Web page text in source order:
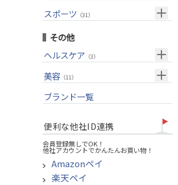
（2）
USモデル（1）
ユーティリティー
アイアンセット
アイアン単品
ウェッジ
パター
ゴルフバッグ
ゴルフシューズ
ウェア
その他
スーツケース
アクセサリー
スポーツ （31）
トレーニング
アウトドア
その他
ヘルスケア （3）
サポーター
美容 （11）
UVケア（11）
ブランド一覧
便利な他社ID連携
会員登録無しでOK！
他社アカウントでかんたんお買い物！
Amazonペイ
楽天ペイ